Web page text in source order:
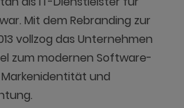
Mit dem Rebranding zur
vollzog das Unternehmen
zum modernen Software-
und